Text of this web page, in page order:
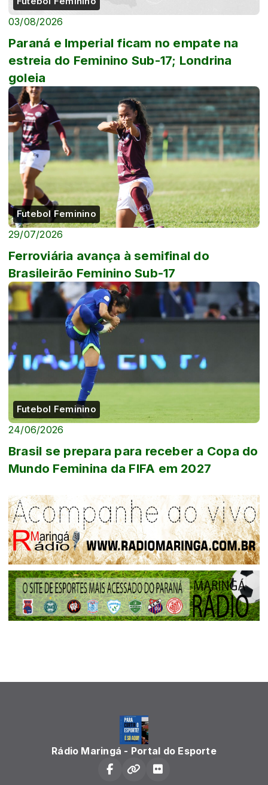
03/08/2026
Paraná e Imperial ficam no empate na
estreia do Feminino Sub-17; Londrina
goleia
Futebol Feminino
29/07/2026
Ferroviária avança à semifinal do
Brasileirão Feminino Sub-17
Futebol Feminino
24/06/2026
Brasil se prepara para receber a Copa do
Mundo Feminina da FIFA em 2027
Rádio Maringá - Portal do Esporte